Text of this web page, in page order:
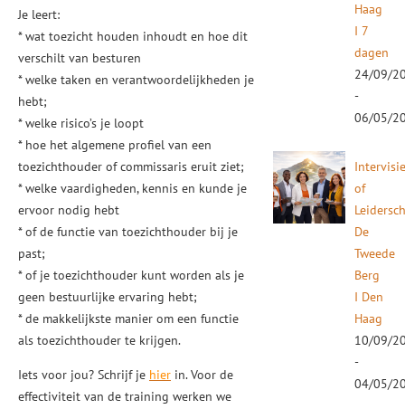
Je leert:
* wat toezicht houden inhoudt en hoe dit
verschilt van besturen
* welke taken en verantwoordelijkheden je
hebt;
* welke risico’s je loopt
* hoe het algemene profiel van een
toezichthouder of commissaris eruit ziet;
* welke vaardigheden, kennis en kunde je
ervoor nodig hebt
* of de functie van toezichthouder bij je
past;
* of je toezichthouder kunt worden als je
geen bestuurlijke ervaring hebt;
* de makkelijkste manier om een functie
als toezichthouder te krijgen.
Iets voor jou? Schrijf je hier in. Voor de
effectiviteit van de training werken we
Haag
I 7
dagen
24/09/
-
06/05/
of
De
Tweede
Berg
I Den
Haag
10/09/
-
04/05/